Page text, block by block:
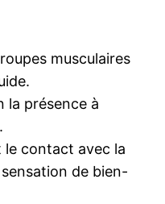
musculaires
la présence à
le contact avec la
de bien-